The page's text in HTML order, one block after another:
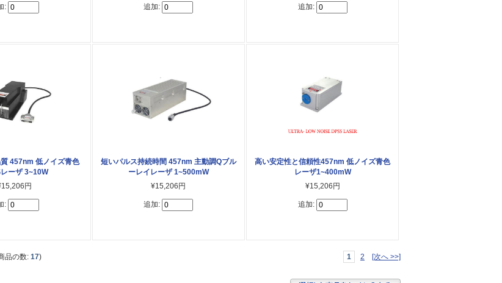
: 追加: 追加:
457nm 低ノイズ青色
ーザ 3~10W
円
:
短いパルス持続時間 457nm 主動調Qブル
ーレイレーザ 1~500mW
¥15,206円
追加:
高い安定性と信頼性457nm 低ノイズ青色
レーザ1~400mW
¥15,206円
追加:
品の数:17) 1 2 [次へ >>]